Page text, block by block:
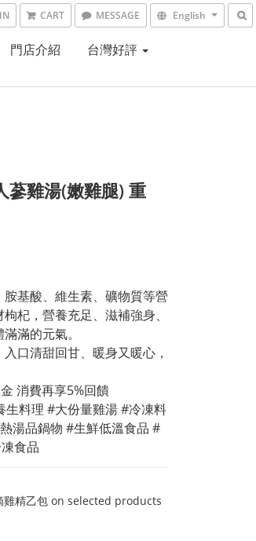
CART MESSAGE English
門店介紹 台灣好評
蔘雞湯(嫩雞腿) 重
基酸、維生素、礦物質等營
杞，營養充足、滋補強身、
滿的元氣。
口清甜回甘、暖身又暖心，
消費再享5%回饋
料理 #大份量雞湯 #冷凍料
湯品鍋物 #生鮮低溫食品 #
食品
雞精乙包 on selected products